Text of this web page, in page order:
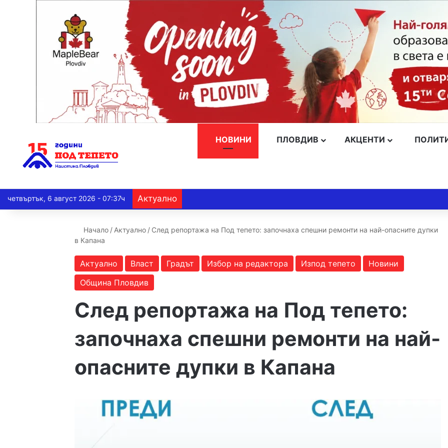
НОВИНИ ПЛОВДИВ АКЦЕНТИ
четвъртък, 6 август 2026 - 07:37ч Актуално
Начало / Актуално / След репортажа на Под тепето: започнаха спешни ремонти на най-опасните дупки
в Капана
Актуално Власт Градът Избор на редактора Изпод тепето
Новини
Община Пловдив
След репортажа на Под тепето:
започнаха спешни ремонти на най-
опасните дупки в Капана